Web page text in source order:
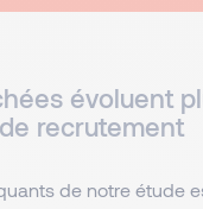
évoluent
recrutement
de notre étude